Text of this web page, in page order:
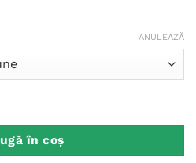
ANULEAZĂ
în coș